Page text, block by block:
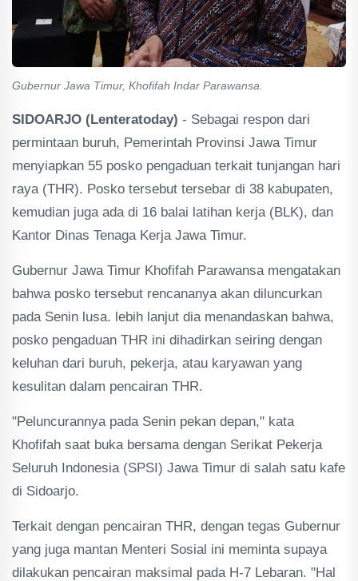
Gubernur Jawa Timur, Khofifah Indar Parawansa.
SIDOARJO (Lenteratoday) - Sebagai respon dari
permintaan buruh, Pemerintah Provinsi Jawa Timur
menyiapkan 55 posko pengaduan terkait tunjangan hari
raya (THR). Posko tersebut tersebar di 38 kabupaten,
kemudian juga ada di 16 balai latihan kerja (BLK), dan
Kantor Dinas Tenaga Kerja Jawa Timur.
Gubernur Jawa Timur Khofifah Parawansa mengatakan
bahwa posko tersebut rencananya akan diluncurkan
pada Senin lusa. lebih lanjut dia menandaskan bahwa,
posko pengaduan THR ini dihadirkan seiring dengan
keluhan dari buruh, pekerja, atau karyawan yang
kesulitan dalam pencairan THR.
"Peluncurannya pada Senin pekan depan," kata
Khofifah saat buka bersama dengan Serikat Pekerja
Seluruh Indonesia (SPSI) Jawa Timur di salah satu kafe
di Sidoarjo.
Terkait dengan pencairan THR, dengan tegas Gubernur
yang juga mantan Menteri Sosial ini meminta supaya
dilakukan pencairan maksimal pada H-7 Lebaran. "Hal